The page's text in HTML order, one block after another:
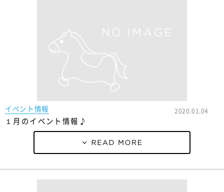
イベント情報 2020.01.04
１月のイベント情報♪